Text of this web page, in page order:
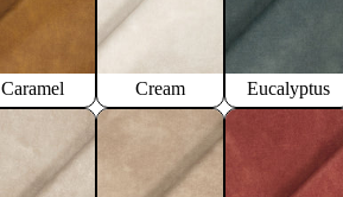
Caramel Cream Eucalyptus